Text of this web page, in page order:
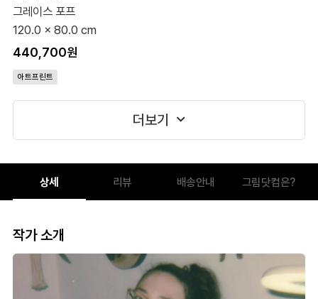
그레이스 포프
120.0 x 80.0 cm
440,700원
아트프린트
더보기
상세 리뷰 배송안내 그림닷컴은?
작가 소개